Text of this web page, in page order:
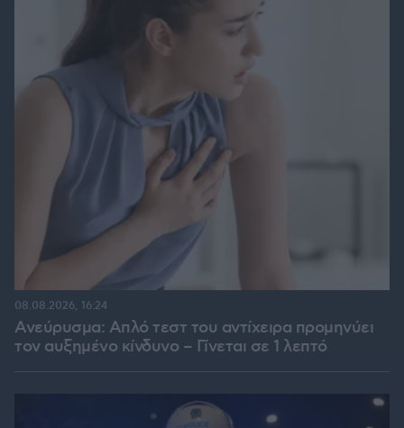
Ανεύρυσμα: Απλό τεστ του αντίχειρα προμηνύει
τον αυξημένο κίνδυνο – Γίνεται σε 1 λεπτό
08.08.2026, 16:24